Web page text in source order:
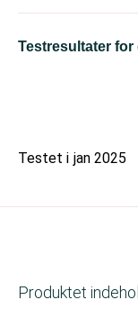
Testresultater
Testet i jan 2025
Produktet